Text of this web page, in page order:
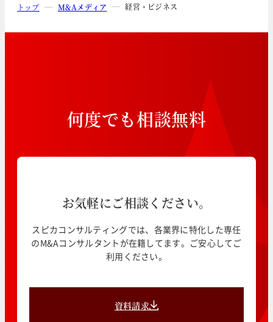
トップ M&Aメディア 経営・ビジネス
何度でも相談無料
お気軽にご相談ください。
スピカコンサルティングでは、各業界に特化した専任
のM&Aコンサルタントが在籍してます。ご安心してご
利用ください。
資料請求